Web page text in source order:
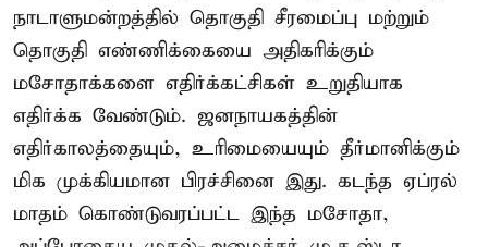
நாடாளுமன்றத்தில் தொகுதி சீரமைப்பு மற்றும்
தொகுதி எண்ணிக்கையை அதிகரிக்கும்
மசோதாக்களை எதிர்க்கட்சிகள் உறுதியாக
எதிர்க்க வேண்டும். ஜனநாயகத்தின்
எதிர்காலத்தையும், உரிமையையும் தீர்மானிக்கும்
மிக முக்கியமான பிரச்சினை இது. கடந்த ஏப்ரல்
மாதம் கொண்டுவரப்பட்ட இந்த மசோதா,